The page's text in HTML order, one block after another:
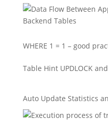
WHERE 1 = 1 – good
Table Hint UPDLOCK and
Auto Update Statistics